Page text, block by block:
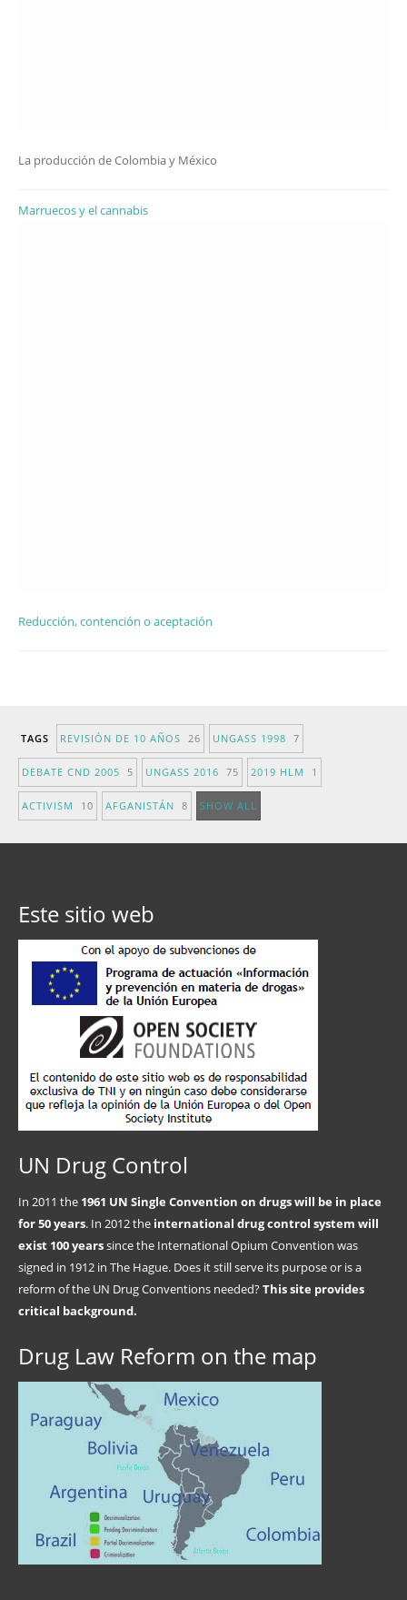
La producción de Colombia y México
Marruecos y el cannabis
Reducción, contención o aceptación
TAGS REVISIÓN DE 10 AÑOS 26 UNGASS 1998 7
DEBATE CND 2005 5 UNGASS 2016 75 2019 HLM 1
ACTIVISM 10 AFGANISTÁN 8 SHOW ALL
Este sitio web
UN Drug Control
In 2011 the 1961 UN Single Convention on drugs will be in place
for 50 years. In 2012 the international drug control system will
exist 100 yearssince the International Opium Convention was
signed in 1912 in The Hague. Does it still serve its purpose or is a
reform of the UN Drug Conventions needed?This site provides
critical background.
Drug Law Reform on the map